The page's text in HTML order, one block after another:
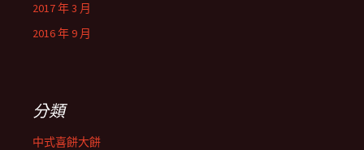
2017 年 3 月
2016 年 9 月
分類
中式喜餅大餅